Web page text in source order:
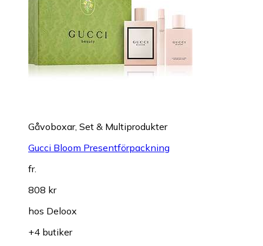
Gåvoboxar, Set & Multiprodukter
Gucci Bloom Presentförpackning
fr.
808 kr
hos Deloox
+4 butiker